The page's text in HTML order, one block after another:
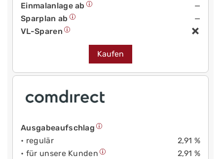
Einmalanlage ab
—
Sparplan ab
—
VL-Sparen
Kaufen
Ausgabeaufschlag
• regulär
2,91 %
• für unsere Kunden
2,91 %